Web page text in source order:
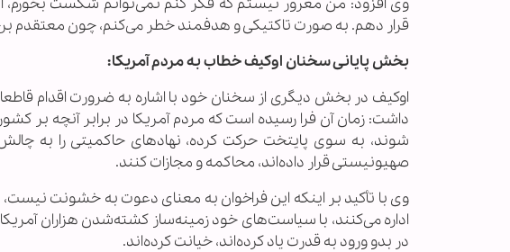
وی افزود: من مغرور نیستم که فکر کنم نمی‌توانم شکست
قرار دهم. به صورت تاکتیکی و هدفمند خطر می‌کنم، چون معتقدم
بخش پایانی سخنان اوکیف خطاب به مردم آمریکا:
اوکیف در بخش دیگری از سخنان خود با اشاره به ضرورت اقدام
داشت: زمان آن فرا رسیده است که مردم آمریکا در برابر آنچه بر
شوند، به سوی پایتخت حرکت کرده، نهادهای حاکمیتی را به
صهیونیستی قرار داده‌اند، محاکمه و مجازات کنند.
وی با تأکید بر اینکه این فراخوان به معنای دعوت به خشونت
اداره می‌کنند، با سیاست‌های خود زمینه‌ساز کشته‌شدن هزاران
در بدو ورود به قدرت یاد کرده‌اند، خیانت کرده‌اند.